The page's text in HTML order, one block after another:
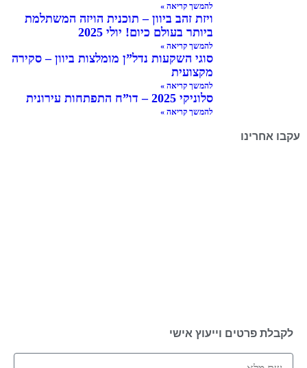
להמשך קריאה »
ויזת זהב ביוון – תוכנית הויזה המשתלמת
ביותר בעולם כיום! יולי 2025
להמשך קריאה »
סוגי השקעות נדל”ן מומלצות ביוון – סקירה
מקצועית
להמשך קריאה »
סלוניקי 2025 – דו”ח התפתחות עירונית
להמשך קריאה »
עקבו אחרינו
לקבלת פרטים וייעוץ אישי